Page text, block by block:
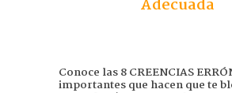
Adecuada
Conoce las8 CREENCIAS
importantes que hacen que te